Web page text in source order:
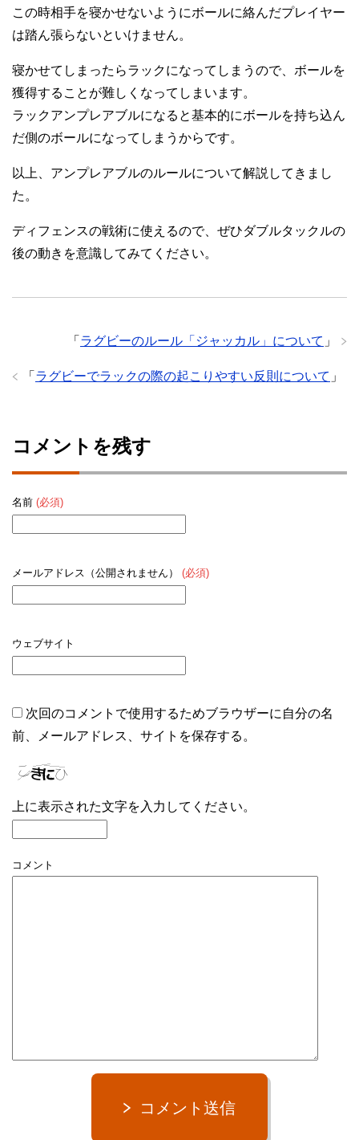
この時相手を寝かせないようにボールに絡んだプレイヤー
は踏ん張らないといけません。
寝かせてしまったらラックになってしまうので、ボールを
獲得することが難しくなってしまいます。
ラックアンプレアブルになると基本的にボールを持ち込ん
だ側のボールになってしまうからです。
以上、アンプレアブルのルールについて解説してきまし
た。
ディフェンスの戦術に使えるので、ぜひダブルタックルの
後の動きを意識してみてください。
「 ラグビーのルール「ジャッカル」について 」
「 ラグビーでラックの際の起こりやすい反則について 」
コメントを残す
名前 (必須)
メールアドレス（公開されません） (必須)
ウェブサイト
次回のコメントで使用するためブラウザーに自分の名
前、メールアドレス、サイトを保存する。
上に表示された文字を入力してください。
コメント
コメント送信